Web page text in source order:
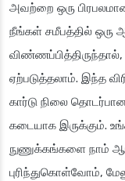
அவற்றை ஒரு
நீங்கள் சமீபத்தில் ஒரு
விண்ணப்பித்திருந்தால்,
ஏற்படுத்தலாம். இந்த
கார்டு நிலை
கடையாக இருக்கும்.
நுணுக்கங்களை நாம்
புரிந்துகொள்வோம்,